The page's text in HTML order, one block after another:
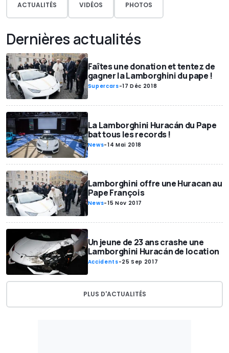
ACTUALITÉS VIDÉOS PHOTOS
Dernières actualités
Faîtes une donation et tentez de
gagner la Lamborghini du pape !
Supercars-17 Déc 2018
La Lamborghini Huracán du Pape
bat tous les records !
News-14 Mai 2018
Lamborghini offre une Huracan au
Pape François
News-15 Nov 2017
Un jeune de 23 ans crashe une
Lamborghini Huracán de location
Accidents-25 Sep 2017
PLUS D'ACTUALITÉS